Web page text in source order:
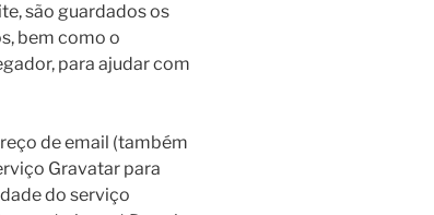
são guardados os
bem como o
para ajudar com
de email (também
Gravatar para
do serviço